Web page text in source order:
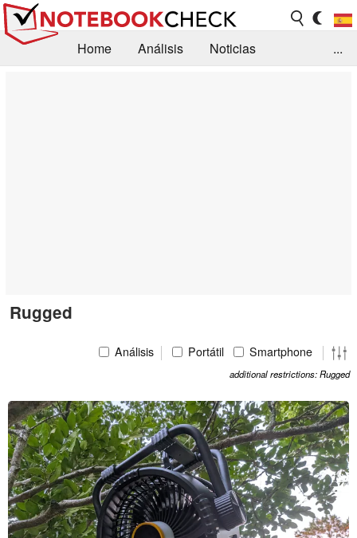
Home Análisis
Noticias
...
Rugged
Análisis Portátil Smartphone
additional restrictions: Rugged